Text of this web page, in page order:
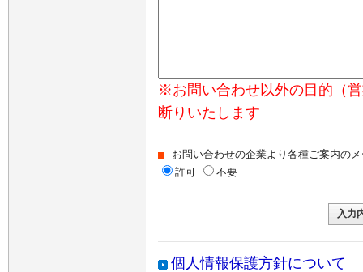
※お問い合わせ以外の目的（
断りいたします
お問い合わせの企業より各種ご案内の
許可
不要
個人情報保護方針について